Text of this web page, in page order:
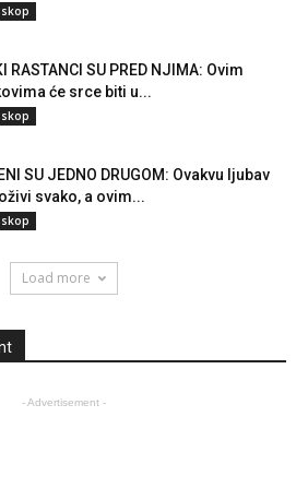
RASTANCI SU PRED NJIMA: Ovim
će srce biti u...
SU JEDNO DRUGOM: Ovakvu ljubav
svako, a ovim...
Load more
- Advertisement -